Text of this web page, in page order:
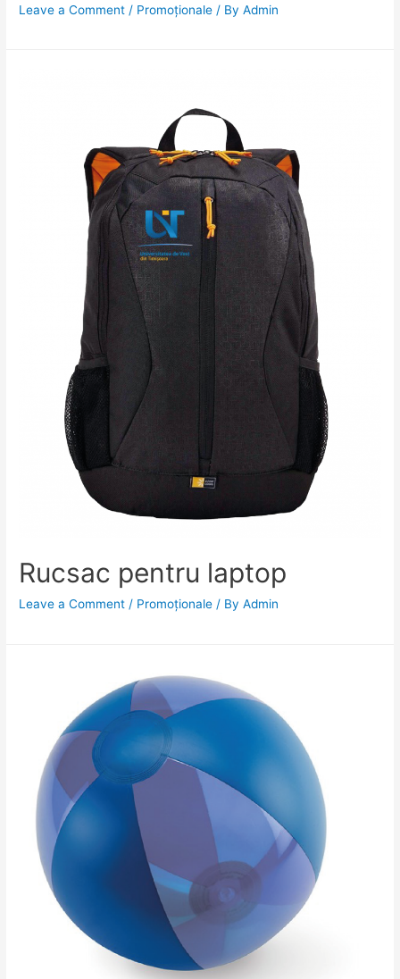
Leave a Comment / Promoționale / ByAdmin
Rucsac pentru laptop
Leave a Comment / Promoționale / ByAdmin